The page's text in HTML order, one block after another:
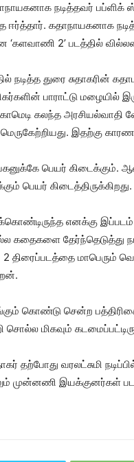
நடித்தவர் பப்ளிக்
கதாநாயகனாக
2’ படத்தில்
நடித்த துரை சுதாகரின்
பாராட்டு மழையில்
கலந்த அரசியல்வாதி
இதற்கு
பெயர் கிடைக்கும்.
பெயர்
எனக்கு
கதைகளை
திரைப்படத்தை மாபெரும்
கொண்டு சென்ற
மிகவும்
தற்போது வரலட்சுமி
முன்னணி இயக்குனர்கள்